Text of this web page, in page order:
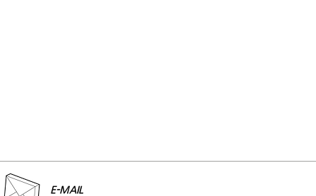
E-MAIL